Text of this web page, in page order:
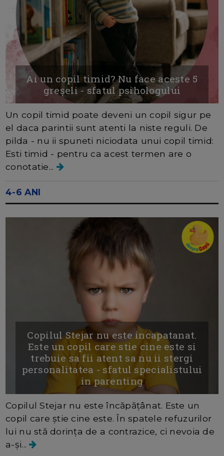
Ai un copil timid? Nu face aceste 5
greșeli - sfatul psihologului
Un copil timid poate deveni un copil sigur pe
el daca parintii sunt atenti la niste reguli. De
pilda - nu ii spuneti niciodata unui copil timid:
Esti timid - pentru ca acest termen are o
conotatie...
4-6 ANI
Copilul Stejar nu este incapatanat.
Este un copil care stie cine este si
trebuie sa fii atent sa nu ii stergi
personalitatea - sfatul specialistului
in parenting
Copilul Stejar nu este încăpățânat. Este un
copil care știe cine este. În spatele refuzurilor
lui nu stă dorința de a contrazice, ci nevoia de
a-și...